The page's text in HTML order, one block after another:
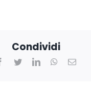
Condividi
Facebook
TwitterLinkedInWhatsApp
Email